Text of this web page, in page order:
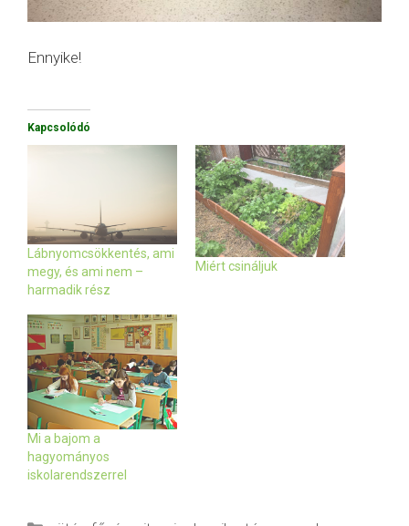
Ennyike!
Kapcsolódó
Lábnyomcsökkentés, ami
megy, és ami nem –
harmadik rész
Miért csináljuk
Mi a bajom a
hagyományos
iskolarendszerrel